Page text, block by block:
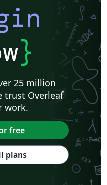
}
25 million
trust Overleaf
work.
free
plans